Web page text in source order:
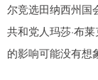
尔竞选田纳西州国
共和党人玛莎·布
的影响可能没有想